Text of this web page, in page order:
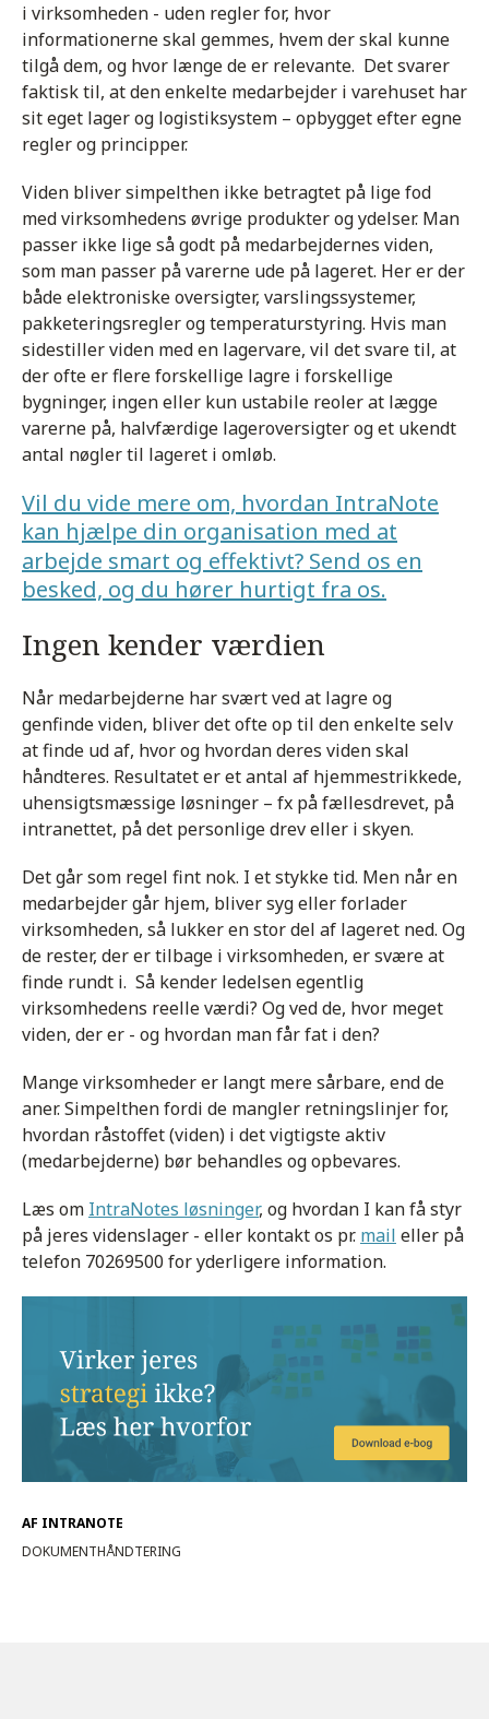
AF INTRANOTE
DOKUMENTHÅNDTERING
i virksomheden - uden regler for, hvor
informationerne skal gemmes, hvem der skal kunne
tilgå dem, og hvor længe de er relevante. Det svarer
faktisk til, at den enkelte medarbejder i varehuset har
sit eget lager og logistiksystem – opbygget efter egne
regler og principper.
Viden bliver simpelthen ikke betragtet på lige fod
med virksomhedens øvrige produkter og ydelser. Man
passer ikke lige så godt på medarbejdernes viden,
som man passer på varerne ude på lageret. Her er der
både elektroniske oversigter, varslingssystemer,
pakketeringsregler og temperaturstyring. Hvis man
sidestiller viden med en lagervare, vil det svare til, at
der ofte er flere forskellige lagre i forskellige
bygninger, ingen eller kun ustabile reoler at lægge
varerne på, halvfærdige lageroversigter og et ukendt
antal nøgler til lageret i omløb.
Vil du vide mere om, hvordan IntraNote
kan hjælpe din organisation med at
arbejde smart og effektivt? Send os en
besked, og du hører hurtigt fra os.
Ingen kender værdien
Når medarbejderne har svært ved at lagre og
genfinde viden, bliver det ofte op til den enkelte selv
at finde ud af, hvor og hvordan deres viden skal
håndteres. Resultatet er et antal af hjemmestrikkede,
uhensigtsmæssige løsninger – fx på fællesdrevet, på
intranettet, på det personlige drev eller i skyen.
Det går som regel fint nok. I et stykke tid. Men når en
medarbejder går hjem, bliver syg eller forlader
virksomheden, så lukker en stor del af lageret ned. Og
de rester, der er tilbage i virksomheden, er svære at
finde rundt i. Så kender ledelsen egentlig
virksomhedens reelle værdi? Og ved de, hvor meget
viden, der er - og hvordan man får fat i den?
Mange virksomheder er langt mere sårbare, end de
aner. Simpelthen fordi de mangler retningslinjer for,
hvordan råstoffet (viden) i det vigtigste aktiv
(medarbejderne) bør behandles og opbevares.
Læs om IntraNotes løsninger, og hvordan I kan få styr
på jeres videnslager - eller kontakt os pr. mail eller på
telefon 70269500 for yderligere information.